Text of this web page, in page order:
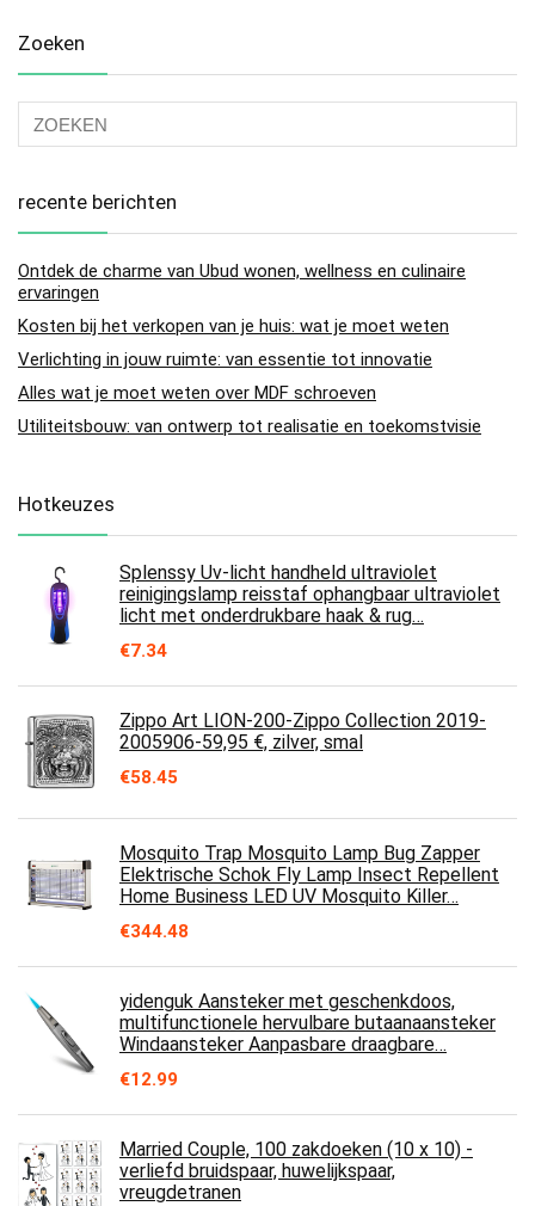
Zoeken
recente berichten
Ontdek de charme van Ubud wonen, wellness en culinaire
ervaringen
Kosten bij het verkopen van je huis: wat je moet weten
Verlichting in jouw ruimte: van essentie tot innovatie
Alles wat je moet weten over MDF schroeven
Utiliteitsbouw: van ontwerp tot realisatie en toekomstvisie
Hotkeuzes
Splenssy Uv-licht handheld ultraviolet
reinigingslamp reisstaf ophangbaar ultraviolet
licht met onderdrukbare haak & rug…
€7.34
Zippo Art LION-200-Zippo Collection 2019-
2005906-59,95 €, zilver, smal
€58.45
Mosquito Trap Mosquito Lamp Bug Zapper
Elektrische Schok Fly Lamp Insect Repellent
Home Business LED UV Mosquito Killer…
€344.48
yidenguk Aansteker met geschenkdoos,
multifunctionele hervulbare butaanaansteker
Windaansteker Aanpasbare draagbare…
€12.99
Married Couple, 100 zakdoeken (10 x 10) -
verliefd bruidspaar, huwelijkspaar,
vreugdetranen